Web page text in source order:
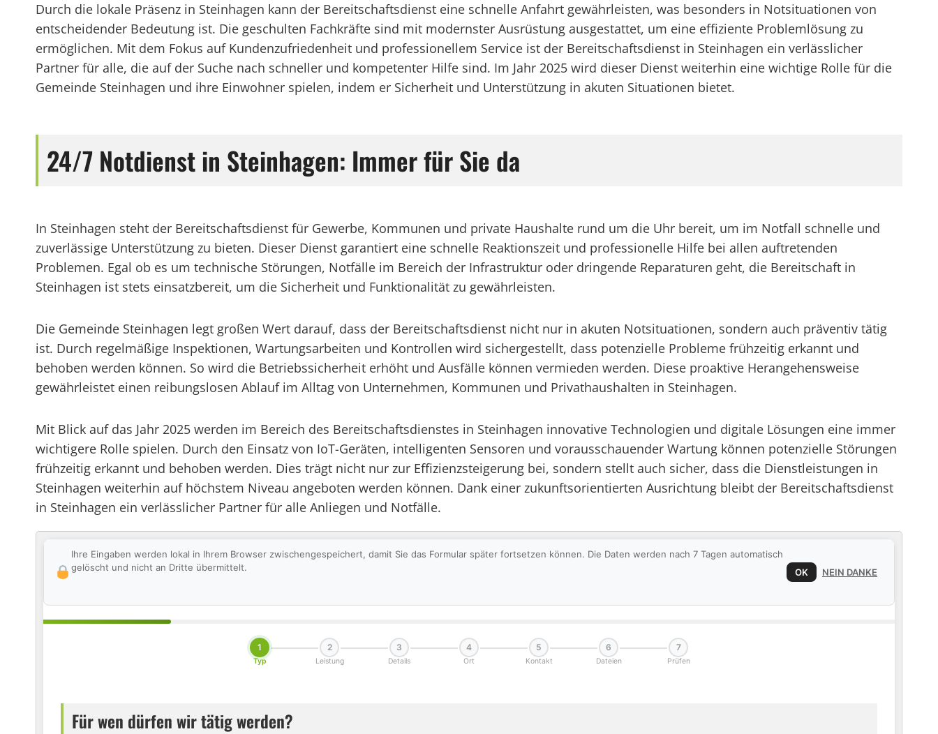
Durch die lokale Präsenz in Steinhagen kann der Bereitschaftsdienst eine schnelle Anfahrt gewährleisten, was besonders in Notsituationen von
entscheidender Bedeutung ist. Die geschulten Fachkräfte sind mit modernster Ausrüstung ausgestattet, um eine effiziente Problemlösung zu
ermöglichen. Mit dem Fokus auf Kundenzufriedenheit und professionellem Service ist der Bereitschaftsdienst in Steinhagen ein verlässlicher
Partner für alle, die auf der Suche nach schneller und kompetenter Hilfe sind. Im Jahr 2025 wird dieser Dienst weiterhin eine wichtige Rolle für die
Gemeinde Steinhagen und ihre Einwohner spielen, indem er Sicherheit und Unterstützung in akuten Situationen bietet.
24/7 Notdienst in Steinhagen: Immer für Sie da
In Steinhagen steht der Bereitschaftsdienst für Gewerbe, Kommunen und private Haushalte rund um die Uhr bereit, um im Notfall schnelle und
zuverlässige Unterstützung zu bieten. Dieser Dienst garantiert eine schnelle Reaktionszeit und professionelle Hilfe bei allen auftretenden
Problemen. Egal ob es um technische Störungen, Notfälle im Bereich der Infrastruktur oder dringende Reparaturen geht, die Bereitschaft in
Steinhagen ist stets einsatzbereit, um die Sicherheit und Funktionalität zu gewährleisten.
Die Gemeinde Steinhagen legt großen Wert darauf, dass der Bereitschaftsdienst nicht nur in akuten Notsituationen, sondern auch präventiv tätig
ist. Durch regelmäßige Inspektionen, Wartungsarbeiten und Kontrollen wird sichergestellt, dass potenzielle Probleme frühzeitig erkannt und
behoben werden können. So wird die Betriebssicherheit erhöht und Ausfälle können vermieden werden. Diese proaktive Herangehensweise
gewährleistet einen reibungslosen Ablauf im Alltag von Unternehmen, Kommunen und Privathaushalten in Steinhagen.
Mit Blick auf das Jahr 2025 werden im Bereich des Bereitschaftsdienstes in Steinhagen innovative Technologien und digitale Lösungen eine immer
wichtigere Rolle spielen. Durch den Einsatz von IoT-Geräten, intelligenten Sensoren und vorausschauender Wartung können potenzielle Störungen
frühzeitig erkannt und behoben werden. Dies trägt nicht nur zur Effizienzsteigerung bei, sondern stellt auch sicher, dass die Dienstleistungen in
Steinhagen weiterhin auf höchstem Niveau angeboten werden können. Dank einer zukunftsorientierten Ausrichtung bleibt der Bereitschaftsdienst
in Steinhagen ein verlässlicher Partner für alle Anliegen und Notfälle.
Ihre Eingaben werden lokal in Ihrem Browser zwischengespeichert, damit Sie das Formular später fortsetzen können. Die Daten werden nach 7 Tagen automatisch
gelöscht und nicht an Dritte übermittelt.
OK NEIN DANKE
1
Typ
2
Leistung
3
Details
4
Ort
5
Kontakt
6
Dateien
7
Prüfen
Für wen dürfen wir tätig werden?